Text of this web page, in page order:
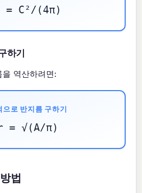
= C²/(4π)
하기
역산하려면:
으로 반지름 구하기
= √(A/π)
법